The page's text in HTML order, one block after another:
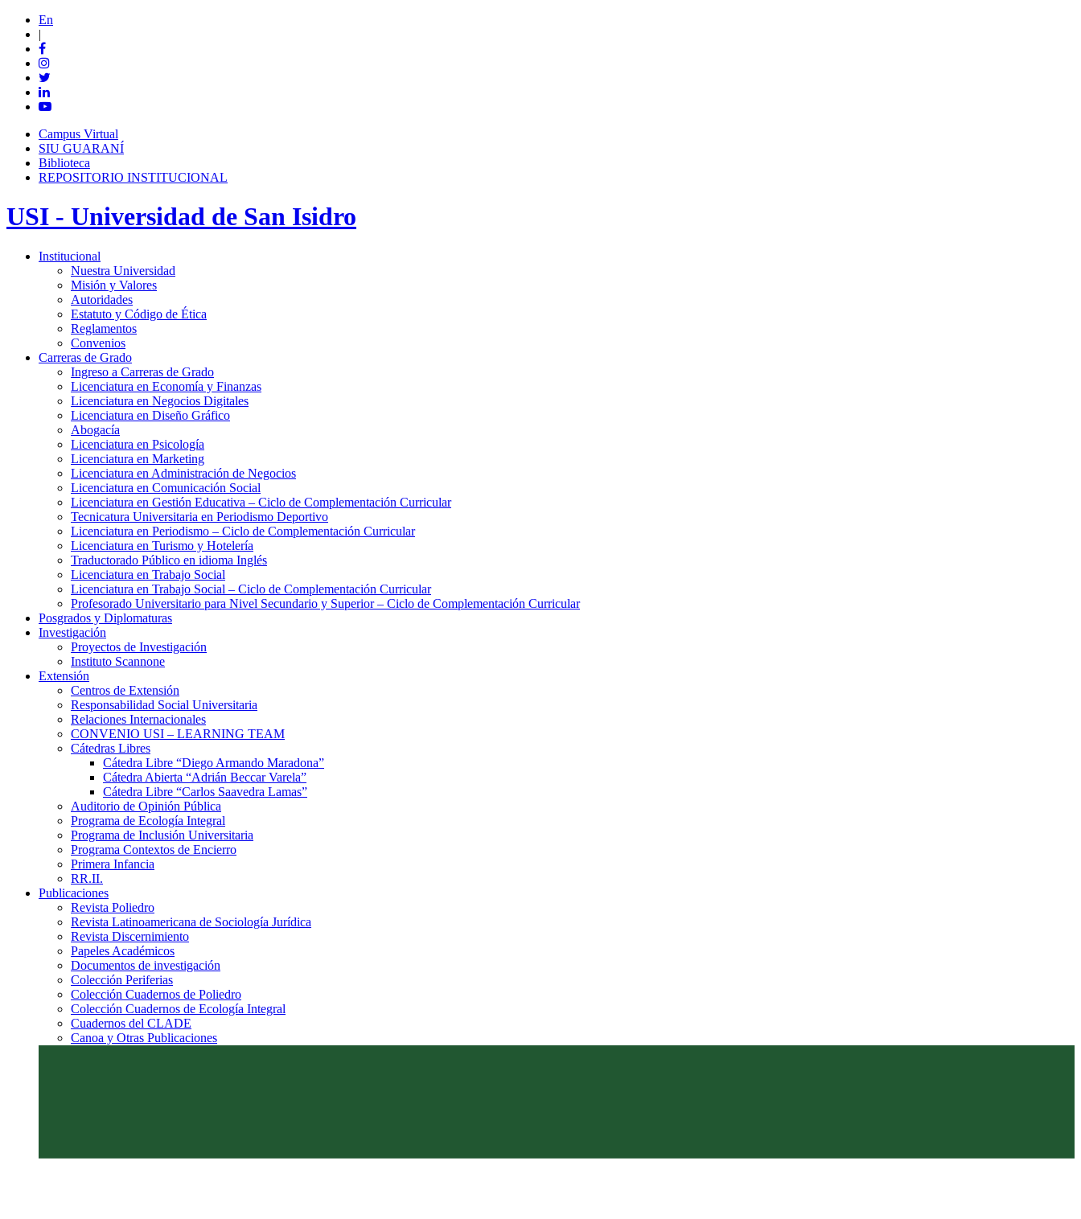
En
|
Campus Virtual
SIU GUARANÍ
Biblioteca
REPOSITORIO INSTITUCIONAL
USI - Universidad de San Isidro
Institucional
Nuestra Universidad
Misión y Valores
Autoridades
Estatuto y Código de Ética
Reglamentos
Convenios
Carreras de Grado
Ingreso a Carreras de Grado
Licenciatura en Economía y Finanzas
Licenciatura en Negocios Digitales
Licenciatura en Diseño Gráfico
Abogacía
Licenciatura en Psicología
Licenciatura en Marketing
Licenciatura en Administración de Negocios
Licenciatura en Comunicación Social
Licenciatura en Gestión Educativa – Ciclo de Complementación Curricular
Tecnicatura Universitaria en Periodismo Deportivo
Licenciatura en Periodismo – Ciclo de Complementación Curricular
Licenciatura en Turismo y Hotelería
Traductorado Público en idioma Inglés
Licenciatura en Trabajo Social
Licenciatura en Trabajo Social – Ciclo de Complementación Curricular
Profesorado Universitario para Nivel Secundario y Superior – Ciclo de Complementación Curricular
Posgrados y Diplomaturas
Investigación
Proyectos de Investigación
Instituto Scannone
Extensión
Centros de Extensión
Responsabilidad Social Universitaria
Relaciones Internacionales
CONVENIO USI – LEARNING TEAM
Cátedras Libres
Cátedra Libre “Diego Armando Maradona”
Cátedra Abierta “Adrián Beccar Varela”
Cátedra Libre “Carlos Saavedra Lamas”
Auditorio de Opinión Pública
Programa de Ecología Integral
Programa de Inclusión Universitaria
Programa Contextos de Encierro
Primera Infancia
RR.II.
Publicaciones
Revista Poliedro
Revista Latinoamericana de Sociología Jurídica
Revista Discernimiento
Papeles Académicos
Documentos de investigación
Colección Periferias
Colección Cuadernos de Poliedro
Colección Cuadernos de Ecología Integral
Cuadernos del CLADE
Canoa y Otras Publicaciones